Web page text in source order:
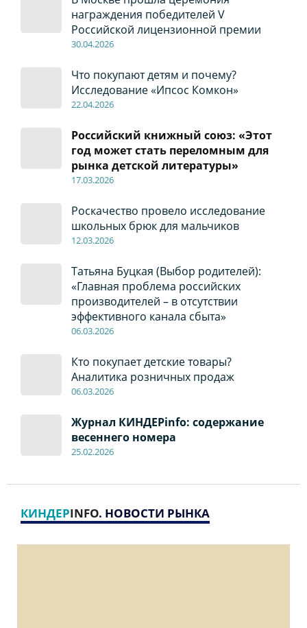
награждения победителей V
Российской лицензионной премии
30.04.2026
Что покупают детям и почему?
Исследование «Ипсос Комкон»
22.04.2026
Российский книжный союз: «Этот
год может стать переломным для
рынка детской литературы»
17.03.2026
Роскачество провело исследование
школьных брюк для мальчиков
12.03.2026
Татьяна Буцкая (Выбор родителей):
«Главная проблема российских
производителей – в отсутствии
эффективного канала сбыта»
06.03.2026
Кто покупает детские товары?
Аналитика розничных продаж
06.03.2026
Журнал КИНДЕРinfo: содержание
весеннего номера
25.02.2026
КИНДЕРINFO. НОВОСТИ РЫНКА